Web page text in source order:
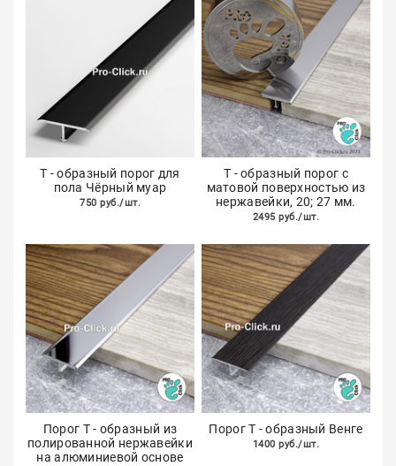
Т - образный порог для
пола Чёрный муар
750 руб./шт.
Т - образный порог с
матовой поверхностью из
нержавейки, 20; 27 мм.
2495 руб./шт.
Порог Т - образный из
полированной нержавейки
на алюминиевой основе
Порог Т - образный Венге
1400 руб./шт.